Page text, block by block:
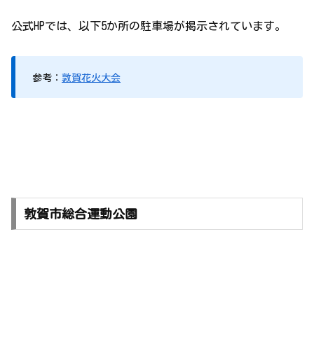
公式HPでは、以下5か所の駐車場が掲示されています。
参考： 敦賀花火大会
敦賀市総合運動公園